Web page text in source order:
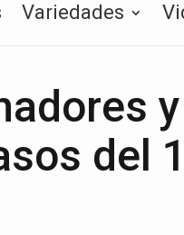
Variedades
del